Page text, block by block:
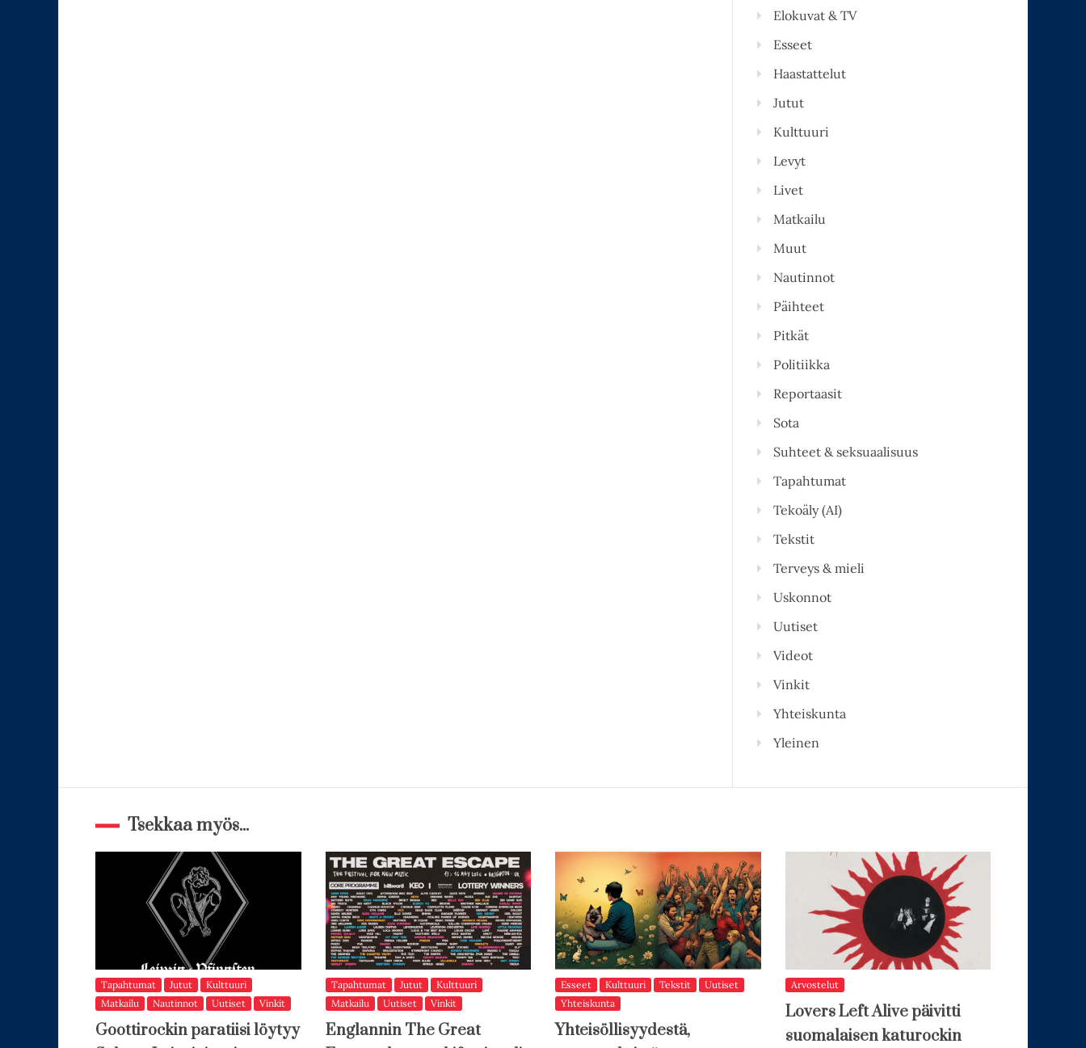
Elokuvat & TV
Esseet
Haastattelut
Jutut
Kulttuuri
Levyt
Livet
Matkailu
Muut
Nautinnot
Päihteet
Pitkät
Politiikka
Reportaasit
Sota
Suhteet & seksuaalisuus
Tapahtumat
Tekoäly (AI)
Tekstit
Terveys & mieli
Uskonnot
Uutiset
Videot
Vinkit
Yhteiskunta
Yleinen
Tsekkaa myös...
Tapahtumat Jutut
Kulttuuri
Matkailu
Nautinnot Uutiset Vinkit
Goottirockin paratiisi löytyy
Tapahtumat Jutut
Kulttuuri
Matkailu
Uutiset Vinkit
Englannin The Great
Esseet Kulttuuri Tekstit
Uutiset
Yhteiskunta
Yhteisöllisyydestä,
Arvostelut
Lovers Left Alive päivitti
suomalaisen katurockin